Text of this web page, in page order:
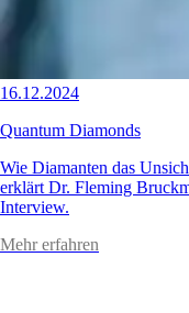
16.12.2024
Quantum Diamonds
Wie Diamanten das
erklärt Dr. Fleming
Interview.
Mehr erfahren